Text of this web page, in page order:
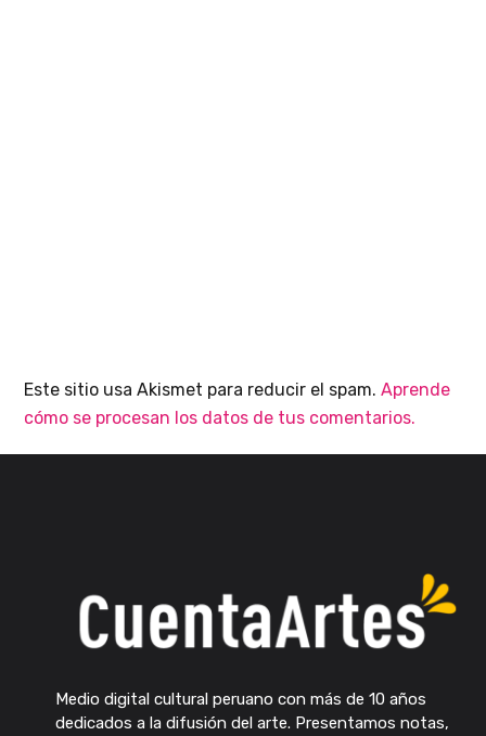
Este sitio usa Akismet para reducir el spam.Aprende
cómo se procesan los datos de tus comentarios.
Medio digital cultural peruano con más de 10 años
dedicados a la difusión del arte. Presentamos notas,